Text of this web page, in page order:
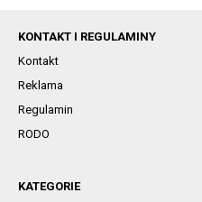
KONTAKT I REGULAMINY
Kontakt
Reklama
Regulamin
RODO
KATEGORIE